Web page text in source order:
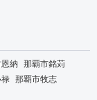
納 那覇市銘苅
那覇市牧志